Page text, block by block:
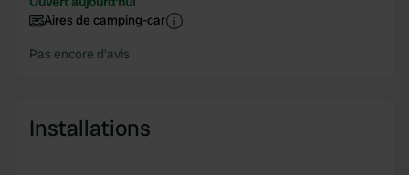
Aires de camping-car
Pas encore d'avis
Installations